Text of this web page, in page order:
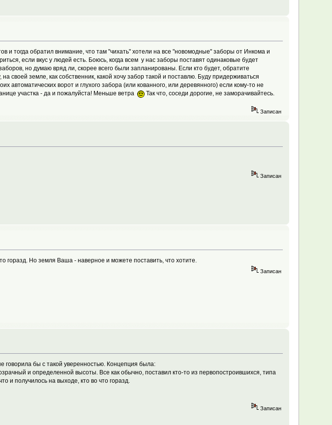
и тогда обратил внимание, что там "чихать" хотели на все "новомодные" заборы от Инкома и
если вкус у людей есть. Боюсь, когда всем у нас заборы поставят одинаковые будет
но думаю вряд ли, скорее всего были запланированы. Если кто будет, обратите
земле, как собственник, какой хочу забор такой и поставлю. Буду придерживаться
автоматических ворот и глухого забора (или кованного, или деревянного) если кому-то не
участка - да и пожалуйста! Меньше ветра
Так что, соседи дорогие, не заморачивайтесь.
Записан
Записан
горазд. Но земля Ваша - наверное и можете поставить, что хотите.
Записан
говорила бы с такой уверенностью. Концепция была:
и определенной высоты. Все как обычно, поставил кто-то из первопостроившихся, типа
и получилось на выходе, кто во что горазд.
Записан